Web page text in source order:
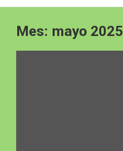
Mes: mayo 2025